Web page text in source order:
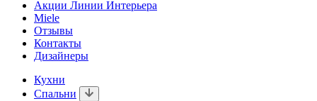
Акции Линии Интерьера
Miele
Отзывы
Контакты
Дизайнеры
Кухни
Спальни